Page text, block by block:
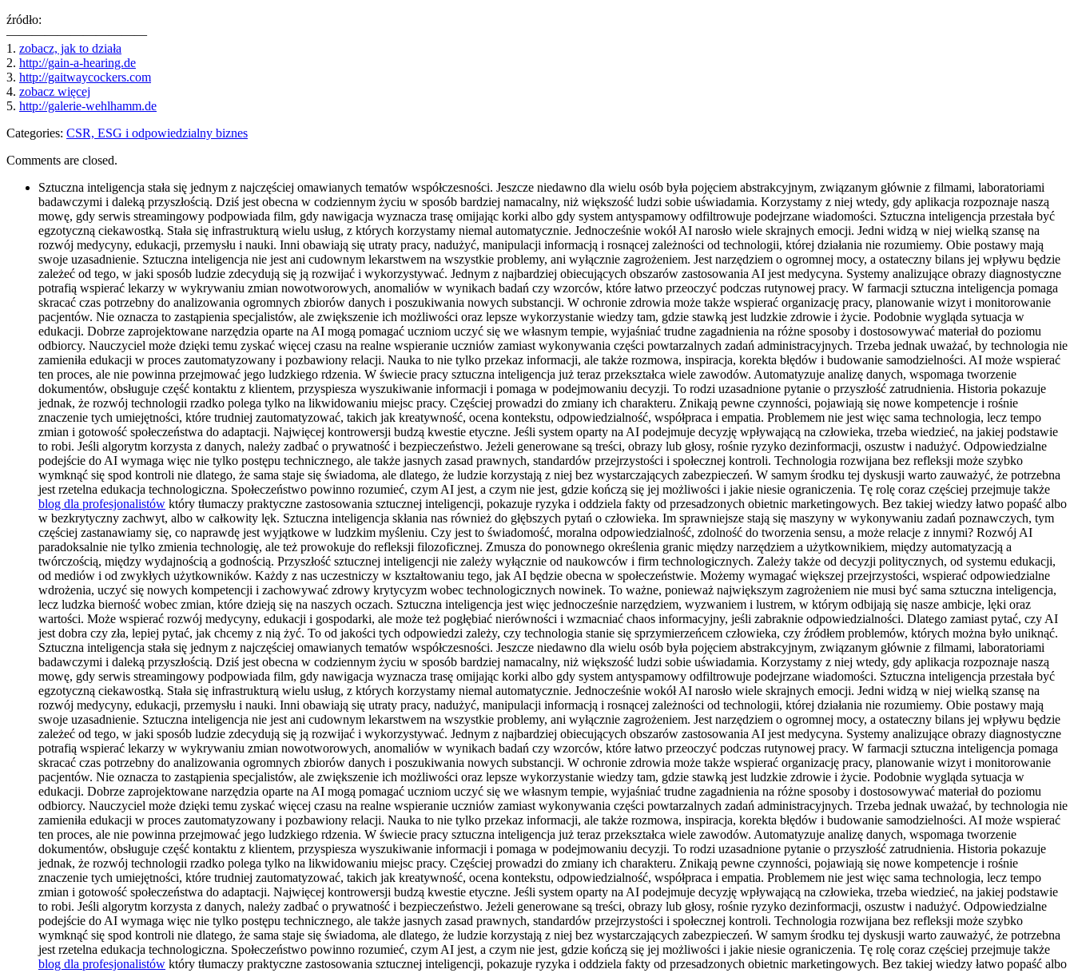
źródło:
———————————
1. zobacz, jak to działa
2. http://gain-a-hearing.de
3. http://gaitwaycockers.com
4. zobacz więcej
5. http://galerie-wehlhamm.de
Categories: CSR, ESG i odpowiedzialny biznes
Comments are closed.
Sztuczna inteligencja stała się jednym z najczęściej omawianych tematów współczesności. Jeszcze niedawno dla wielu osób była pojęciem abstrakcyjnym, związanym głównie z filmami, laboratoriami
badawczymi i daleką przyszłością. Dziś jest obecna w codziennym życiu w sposób bardziej namacalny, niż większość ludzi sobie uświadamia. Korzystamy z niej wtedy, gdy aplikacja rozpoznaje naszą
mowę, gdy serwis streamingowy podpowiada film, gdy nawigacja wyznacza trasę omijając korki albo gdy system antyspamowy odfiltrowuje podejrzane wiadomości. Sztuczna inteligencja przestała być
egzotyczną ciekawostką. Stała się infrastrukturą wielu usług, z których korzystamy niemal automatycznie. Jednocześnie wokół AI narosło wiele skrajnych emocji. Jedni widzą w niej wielką szansę na
rozwój medycyny, edukacji, przemysłu i nauki. Inni obawiają się utraty pracy, nadużyć, manipulacji informacją i rosnącej zależności od technologii, której działania nie rozumiemy. Obie postawy mają
swoje uzasadnienie. Sztuczna inteligencja nie jest ani cudownym lekarstwem na wszystkie problemy, ani wyłącznie zagrożeniem. Jest narzędziem o ogromnej mocy, a ostateczny bilans jej wpływu będzie
zależeć od tego, w jaki sposób ludzie zdecydują się ją rozwijać i wykorzystywać. Jednym z najbardziej obiecujących obszarów zastosowania AI jest medycyna. Systemy analizujące obrazy diagnostyczne
potrafią wspierać lekarzy w wykrywaniu zmian nowotworowych, anomaliów w wynikach badań czy wzorców, które łatwo przeoczyć podczas rutynowej pracy. W farmacji sztuczna inteligencja pomaga
skracać czas potrzebny do analizowania ogromnych zbiorów danych i poszukiwania nowych substancji. W ochronie zdrowia może także wspierać organizację pracy, planowanie wizyt i monitorowanie
pacjentów. Nie oznacza to zastąpienia specjalistów, ale zwiększenie ich możliwości oraz lepsze wykorzystanie wiedzy tam, gdzie stawką jest ludzkie zdrowie i życie. Podobnie wygląda sytuacja w
edukacji. Dobrze zaprojektowane narzędzia oparte na AI mogą pomagać uczniom uczyć się we własnym tempie, wyjaśniać trudne zagadnienia na różne sposoby i dostosowywać materiał do poziomu
odbiorcy. Nauczyciel może dzięki temu zyskać więcej czasu na realne wspieranie uczniów zamiast wykonywania części powtarzalnych zadań administracyjnych. Trzeba jednak uważać, by technologia nie
zamieniła edukacji w proces zautomatyzowany i pozbawiony relacji. Nauka to nie tylko przekaz informacji, ale także rozmowa, inspiracja, korekta błędów i budowanie samodzielności. AI może wspierać
ten proces, ale nie powinna przejmować jego ludzkiego rdzenia. W świecie pracy sztuczna inteligencja już teraz przekształca wiele zawodów. Automatyzuje analizę danych, wspomaga tworzenie
dokumentów, obsługuje część kontaktu z klientem, przyspiesza wyszukiwanie informacji i pomaga w podejmowaniu decyzji. To rodzi uzasadnione pytanie o przyszłość zatrudnienia. Historia pokazuje
jednak, że rozwój technologii rzadko polega tylko na likwidowaniu miejsc pracy. Częściej prowadzi do zmiany ich charakteru. Znikają pewne czynności, pojawiają się nowe kompetencje i rośnie
znaczenie tych umiejętności, które trudniej zautomatyzować, takich jak kreatywność, ocena kontekstu, odpowiedzialność, współpraca i empatia. Problemem nie jest więc sama technologia, lecz tempo
zmian i gotowość społeczeństwa do adaptacji. Najwięcej kontrowersji budzą kwestie etyczne. Jeśli system oparty na AI podejmuje decyzję wpływającą na człowieka, trzeba wiedzieć, na jakiej podstawie
to robi. Jeśli algorytm korzysta z danych, należy zadbać o prywatność i bezpieczeństwo. Jeżeli generowane są treści, obrazy lub głosy, rośnie ryzyko dezinformacji, oszustw i nadużyć. Odpowiedzialne
podejście do AI wymaga więc nie tylko postępu technicznego, ale także jasnych zasad prawnych, standardów przejrzystości i społecznej kontroli. Technologia rozwijana bez refleksji może szybko
wymknąć się spod kontroli nie dlatego, że sama staje się świadoma, ale dlatego, że ludzie korzystają z niej bez wystarczających zabezpieczeń. W samym środku tej dyskusji warto zauważyć, że potrzebna
jest rzetelna edukacja technologiczna. Społeczeństwo powinno rozumieć, czym AI jest, a czym nie jest, gdzie kończą się jej możliwości i jakie niesie ograniczenia. Tę rolę coraz częściej przejmuje także
blog dla profesjonalistów który tłumaczy praktyczne zastosowania sztucznej inteligencji, pokazuje ryzyka i oddziela fakty od przesadzonych obietnic marketingowych. Bez takiej wiedzy łatwo popaść albo
w bezkrytyczny zachwyt, albo w całkowity lęk. Sztuczna inteligencja skłania nas również do głębszych pytań o człowieka. Im sprawniejsze stają się maszyny w wykonywaniu zadań poznawczych, tym
częściej zastanawiamy się, co naprawdę jest wyjątkowe w ludzkim myśleniu. Czy jest to świadomość, moralna odpowiedzialność, zdolność do tworzenia sensu, a może relacje z innymi? Rozwój AI
paradoksalnie nie tylko zmienia technologię, ale też prowokuje do refleksji filozoficznej. Zmusza do ponownego określenia granic między narzędziem a użytkownikiem, między automatyzacją a
twórczością, między wydajnością a godnością. Przyszłość sztucznej inteligencji nie zależy wyłącznie od naukowców i firm technologicznych. Zależy także od decyzji politycznych, od systemu edukacji,
od mediów i od zwykłych użytkowników. Każdy z nas uczestniczy w kształtowaniu tego, jak AI będzie obecna w społeczeństwie. Możemy wymagać większej przejrzystości, wspierać odpowiedzialne
wdrożenia, uczyć się nowych kompetencji i zachowywać zdrowy krytycyzm wobec technologicznych nowinek. To ważne, ponieważ największym zagrożeniem nie musi być sama sztuczna inteligencja,
lecz ludzka bierność wobec zmian, które dzieją się na naszych oczach. Sztuczna inteligencja jest więc jednocześnie narzędziem, wyzwaniem i lustrem, w którym odbijają się nasze ambicje, lęki oraz
wartości. Może wspierać rozwój medycyny, edukacji i gospodarki, ale może też pogłębiać nierówności i wzmacniać chaos informacyjny, jeśli zabraknie odpowiedzialności. Dlatego zamiast pytać, czy AI
jest dobra czy zła, lepiej pytać, jak chcemy z nią żyć. To od jakości tych odpowiedzi zależy, czy technologia stanie się sprzymierzeńcem człowieka, czy źródłem problemów, których można było uniknąć.
Sztuczna inteligencja stała się jednym z najczęściej omawianych tematów współczesności. Jeszcze niedawno dla wielu osób była pojęciem abstrakcyjnym, związanym głównie z filmami, laboratoriami
badawczymi i daleką przyszłością. Dziś jest obecna w codziennym życiu w sposób bardziej namacalny, niż większość ludzi sobie uświadamia. Korzystamy z niej wtedy, gdy aplikacja rozpoznaje naszą
mowę, gdy serwis streamingowy podpowiada film, gdy nawigacja wyznacza trasę omijając korki albo gdy system antyspamowy odfiltrowuje podejrzane wiadomości. Sztuczna inteligencja przestała być
egzotyczną ciekawostką. Stała się infrastrukturą wielu usług, z których korzystamy niemal automatycznie. Jednocześnie wokół AI narosło wiele skrajnych emocji. Jedni widzą w niej wielką szansę na
rozwój medycyny, edukacji, przemysłu i nauki. Inni obawiają się utraty pracy, nadużyć, manipulacji informacją i rosnącej zależności od technologii, której działania nie rozumiemy. Obie postawy mają
swoje uzasadnienie. Sztuczna inteligencja nie jest ani cudownym lekarstwem na wszystkie problemy, ani wyłącznie zagrożeniem. Jest narzędziem o ogromnej mocy, a ostateczny bilans jej wpływu będzie
zależeć od tego, w jaki sposób ludzie zdecydują się ją rozwijać i wykorzystywać. Jednym z najbardziej obiecujących obszarów zastosowania AI jest medycyna. Systemy analizujące obrazy diagnostyczne
potrafią wspierać lekarzy w wykrywaniu zmian nowotworowych, anomaliów w wynikach badań czy wzorców, które łatwo przeoczyć podczas rutynowej pracy. W farmacji sztuczna inteligencja pomaga
skracać czas potrzebny do analizowania ogromnych zbiorów danych i poszukiwania nowych substancji. W ochronie zdrowia może także wspierać organizację pracy, planowanie wizyt i monitorowanie
pacjentów. Nie oznacza to zastąpienia specjalistów, ale zwiększenie ich możliwości oraz lepsze wykorzystanie wiedzy tam, gdzie stawką jest ludzkie zdrowie i życie. Podobnie wygląda sytuacja w
edukacji. Dobrze zaprojektowane narzędzia oparte na AI mogą pomagać uczniom uczyć się we własnym tempie, wyjaśniać trudne zagadnienia na różne sposoby i dostosowywać materiał do poziomu
odbiorcy. Nauczyciel może dzięki temu zyskać więcej czasu na realne wspieranie uczniów zamiast wykonywania części powtarzalnych zadań administracyjnych. Trzeba jednak uważać, by technologia nie
zamieniła edukacji w proces zautomatyzowany i pozbawiony relacji. Nauka to nie tylko przekaz informacji, ale także rozmowa, inspiracja, korekta błędów i budowanie samodzielności. AI może wspierać
ten proces, ale nie powinna przejmować jego ludzkiego rdzenia. W świecie pracy sztuczna inteligencja już teraz przekształca wiele zawodów. Automatyzuje analizę danych, wspomaga tworzenie
dokumentów, obsługuje część kontaktu z klientem, przyspiesza wyszukiwanie informacji i pomaga w podejmowaniu decyzji. To rodzi uzasadnione pytanie o przyszłość zatrudnienia. Historia pokazuje
jednak, że rozwój technologii rzadko polega tylko na likwidowaniu miejsc pracy. Częściej prowadzi do zmiany ich charakteru. Znikają pewne czynności, pojawiają się nowe kompetencje i rośnie
znaczenie tych umiejętności, które trudniej zautomatyzować, takich jak kreatywność, ocena kontekstu, odpowiedzialność, współpraca i empatia. Problemem nie jest więc sama technologia, lecz tempo
zmian i gotowość społeczeństwa do adaptacji. Najwięcej kontrowersji budzą kwestie etyczne. Jeśli system oparty na AI podejmuje decyzję wpływającą na człowieka, trzeba wiedzieć, na jakiej podstawie
to robi. Jeśli algorytm korzysta z danych, należy zadbać o prywatność i bezpieczeństwo. Jeżeli generowane są treści, obrazy lub głosy, rośnie ryzyko dezinformacji, oszustw i nadużyć. Odpowiedzialne
podejście do AI wymaga więc nie tylko postępu technicznego, ale także jasnych zasad prawnych, standardów przejrzystości i społecznej kontroli. Technologia rozwijana bez refleksji może szybko
wymknąć się spod kontroli nie dlatego, że sama staje się świadoma, ale dlatego, że ludzie korzystają z niej bez wystarczających zabezpieczeń. W samym środku tej dyskusji warto zauważyć, że potrzebna
jest rzetelna edukacja technologiczna. Społeczeństwo powinno rozumieć, czym AI jest, a czym nie jest, gdzie kończą się jej możliwości i jakie niesie ograniczenia. Tę rolę coraz częściej przejmuje także
blog dla profesjonalistów który tłumaczy praktyczne zastosowania sztucznej inteligencji, pokazuje ryzyka i oddziela fakty od przesadzonych obietnic marketingowych. Bez takiej wiedzy łatwo popaść albo